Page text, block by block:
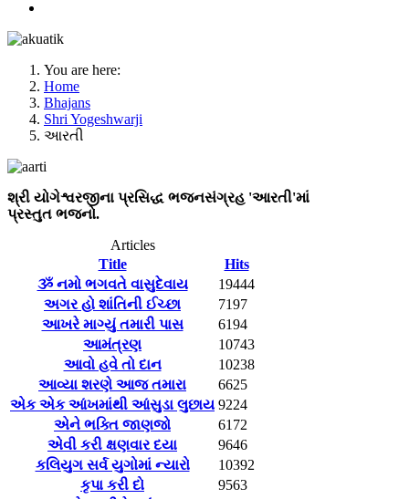
You are here:
Home
Bhajans
Shri Yogeshwarji
આરતી
શ્રી યોગેશ્વરજીના પ્રસિદ્ધ ભજનસંગ્રહ 'આરતી'માં
પ્રસ્તુત ભજનો.
Articles
Title
Hits
ૐ નમો ભગવતે વાસુદેવાય
19444
અગર હો શાંતિની ઈચ્છા
7197
આખરે માગ્યું તમારી પાસ
6194
આમંત્રણ
10743
આવો હવે તો દાન
10238
આવ્યા શરણે આજ તમારા
6625
એક એક આંખમાંથી આંસુડા લુછાય 9224
એને ભક્તિ જાણજો
6172
એવી કરી ક્ષણવાર દયા
9646
કલિયુગ સર્વ યુગોમાં ન્યારો
10392
કૃપા કરી દો
9563